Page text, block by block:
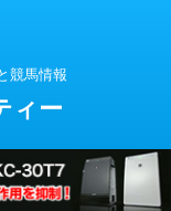
競馬情報
ィー